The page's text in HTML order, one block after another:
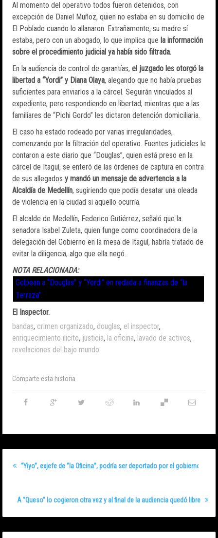
Al momento del operativo todos fueron detenidos, con
excepción de Daniel Muñoz, quien no estaba en su domicilio de
El Poblado cuando lo allanaron. Extrañamente, su madre sí
estaba, pero con un abogado, lo que implica que la información
sobre el procedimiento judicial ya había sido filtrada.
En la audiencia de control de garantías, el juzgado les otorgó la
libertad a “Yordi” y Diana Olaya, alegando que no había pruebas
suficientes para enviarlos a la cárcel. Seguirán vinculados al
expediente, pero respondiendo en libertad; mientras que a las
familiares de “Pichi Gordo” les dictaron detención domiciliaria.
El caso ha estado rodeado por varias irregularidades,
comenzando por la filtración del operativo. Fuentes judiciales le
contaron a este diario que “Douglas”, quien está preso en la
cárcel de Itagüí, se enteró de las órdenes de captura en contra
de sus allegados y mandó un mensaje de advertencia a la
Alcaldía de Medellín, sugiriendo que podía desatar una oleada
de violencia en la ciudad si aquello ocurría.
El alcalde de Medellín, Federico Gutiérrez, señaló que la
senadora Isabel Zuleta, quien funge como coordinadora de la
delegación del Gobierno en la mesa de Itagüí, habría tratado de
evitar la diligencia, algo que ella negó.
NOTA RELACIONADA:
Golpean a “Douglas” y “Yordi” en redada a finanzas de “la
Terraza”.
El Inspector.
bandas, crimen organizado, douglas, el inspector,
enriquecimiento ilicito, justicia, la oficina, lavado de activos,
revelaciones del bajo mundo
Comparte esta historia
“Yiyo”, exjefe de “la Oficina”, podría ser deportado por el gobierno de
A “Queso” lo cogieron otra vez y al final de la audiencia quedó libre